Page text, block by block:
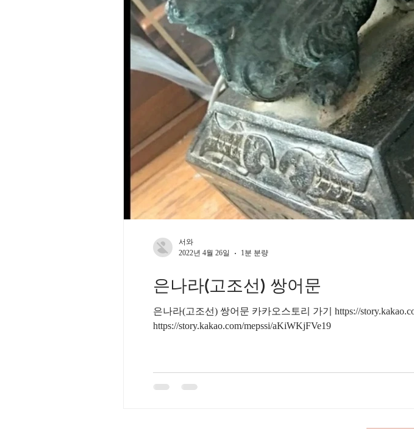
은나라(고조선) 쌍어문
은나라(고조선) 쌍어문 카카오스토리 가기 https://story.kakao.com/
https://story.kakao.com/mepssi/aKiWKjFVe19
서와
2022년 4월 26일
1분 분량